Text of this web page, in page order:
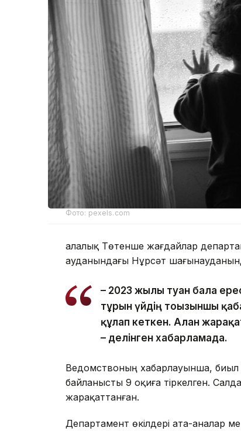
Фото: pexels.com
Қалалық Төтенше жағдайлар
ауданындағы Нұрсәт
– 2023 жылы туған бала
тұрғын үйдің тоғызыншы
құлап кеткен. Алған
– делінген хабарламада.
Ведомствоның хабарлауынша,
байланысты 9 оқиға тіркелген.
жарақаттанған.
Департамент өкілдері ата-аналар